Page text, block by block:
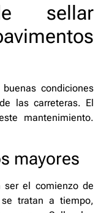
sellar
condiciones
las carreteras. El
mantenimiento.
mayores
ser el comienzo de
tratan a tiempo,